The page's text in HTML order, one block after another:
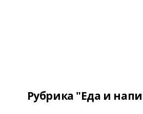
Рубрика "Еда и